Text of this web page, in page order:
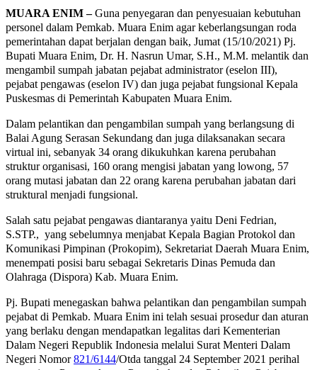
MUARA ENIM –Guna penyegaran dan penyesuaian kebutuhan
personel dalam Pemkab. Muara Enim agar keberlangsungan roda
pemerintahan dapat berjalan dengan baik, Jumat (15/10/2021) Pj.
Bupati Muara Enim, Dr. H. Nasrun Umar, S.H., M.M. melantik dan
mengambil sumpah jabatan pejabat administrator (eselon III),
pejabat pengawas (eselon IV) dan juga pejabat fungsional Kepala
Puskesmas di Pemerintah Kabupaten Muara Enim.
Dalam pelantikan dan pengambilan sumpah yang berlangsung di
Balai Agung Serasan Sekundang dan juga dilaksanakan secara
virtual ini, sebanyak 34 orang dikukuhkan karena perubahan
struktur organisasi, 160 orang mengisi jabatan yang lowong, 57
orang mutasi jabatan dan 22 orang karena perubahan jabatan dari
struktural menjadi fungsional.
Salah satu pejabat pengawas diantaranya yaitu Deni Fedrian,
S.STP., yang sebelumnya menjabat Kepala Bagian Protokol dan
Komunikasi Pimpinan (Prokopim), Sekretariat Daerah Muara Enim,
menempati posisi baru sebagai Sekretaris Dinas Pemuda dan
Olahraga (Dispora) Kab. Muara Enim.
Pj. Bupati menegaskan bahwa pelantikan dan pengambilan sumpah
pejabat di Pemkab. Muara Enim ini telah sesuai prosedur dan aturan
yang berlaku dengan mendapatkan legalitas dari Kementerian
Dalam Negeri Republik Indonesia melalui Surat Menteri Dalam
Negeri Nomor821/6144/Otda tanggal 24 September 2021 perihal